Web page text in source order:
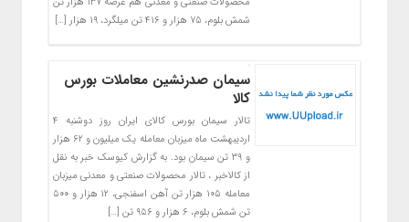
شمش بلوم، ۷۵ هزار و ۴۱۶ تن میلگرد، ۱۹ هزار […]
سیمان صدرنشین معاملات بورس
کالا
تالار سیمان بورس کالای ایران روز دوشنبه ۴
اردیبهشت ماه میزبان معامله یک میلیون و ۶۲ هزار
و ۳۹ تن سیمان بود. به گزارش کیوسک خبر به نقل
از کالاخبر ، تالار محصولات صنعتی و معدنی میزبان
معامله ۱۰۵ هزار تن آهن اسفنجی، ۱۲ هزار و ۵۰۰
تن شمش بلوم، ۶ هزار و ۹۵۶ تن […]